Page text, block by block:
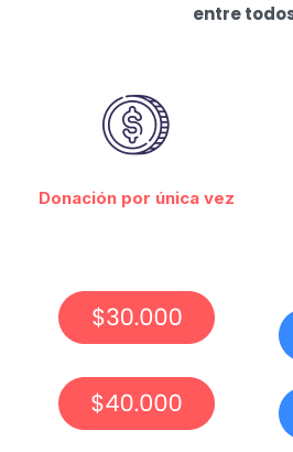
entre
Donación por única vez